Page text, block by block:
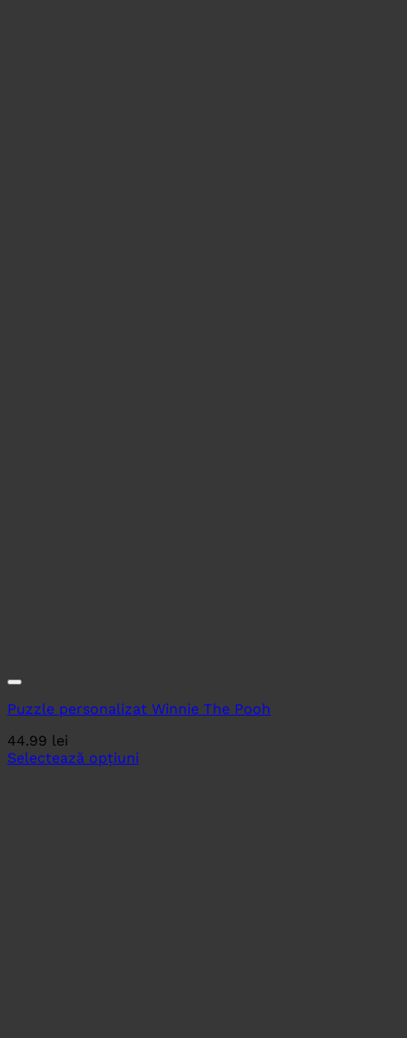
Puzzle personalizat Winnie The Pooh
44.99 lei
Selectează opțiuni